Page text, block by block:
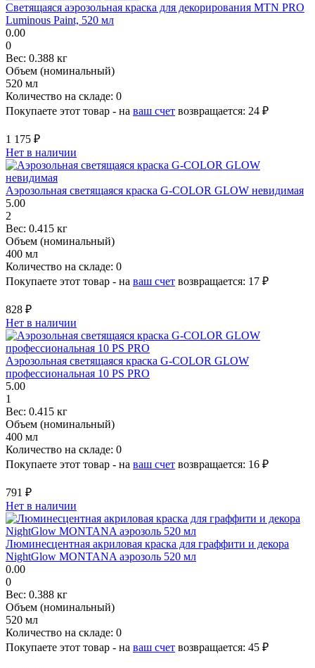
Светящаяся аэрозольная краска для декорирования MTN PRO
Luminous Paint, 520 мл
0.00
0
Вес: 0.388 кг
Объем (номинальный)
520 мл
Количество на складе: 0
Покупаете этот товар - на ваш счет возвращается: 24 ₽
1 175 ₽
Нет в наличии
Аэрозольная светящаяся краска G-COLOR GLOW невидимая
5.00
2
Вес: 0.415 кг
Объем (номинальный)
400 мл
Количество на складе: 0
Покупаете этот товар - на ваш счет возвращается: 17 ₽
828 ₽
Нет в наличии
Аэрозольная светящаяся краска G-COLOR GLOW
профессиональная 10 PS PRO
5.00
1
Вес: 0.415 кг
Объем (номинальный)
400 мл
Количество на складе: 0
Покупаете этот товар - на ваш счет возвращается: 16 ₽
791 ₽
Нет в наличии
Люминесцентная акриловая краска для граффити и декора
NightGlow MONTANA аэрозоль 520 мл
0.00
0
Вес: 0.388 кг
Объем (номинальный)
520 мл
Количество на складе: 0
Покупаете этот товар - на ваш счет возвращается: 45 ₽